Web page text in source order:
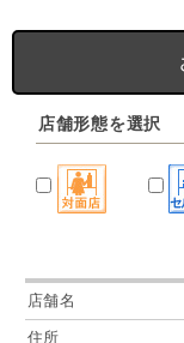
店舗形態を選択